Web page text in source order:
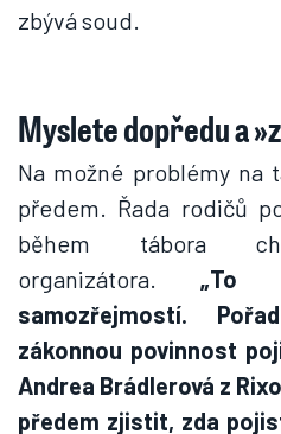
zbývá soud.
Myslete dopředu a
Na možné problémy na
předem. Řada rodičů
během tábora
organizátora. „To
samozřejmostí.
zákonnou povinnost
Andrea Brádlerová z
předem zjistit, zda